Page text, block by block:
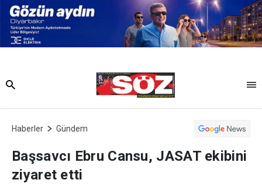
Haberler Gündem
Başsavcı Ebru Cansu, JASAT ekibini
ziyaret etti